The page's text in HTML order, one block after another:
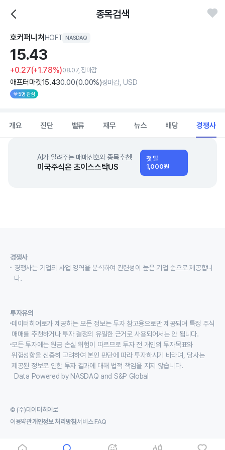
종목검색
호커퍼니쳐 HOFT NASDAQ
15.43
+0.27(+1.78%)08.07, 장마감
애프터마켓15.430.00(0.00%)장마감, USD
5명 관심
개요 진단 밸류 재무 뉴스 배당 경쟁사
AI가 알려주는 매매신호와 종목추천!
미국주식은 초이스스탁US
첫 달
1,000원
경쟁사
경쟁사는 기업의 사업 영역을 분석하여 관련성이 높은 기업 순으로 제공합니
다.
투자유의
데이터히어로가 제공하는 모든 정보는 투자 참고용으로만 제공되며 특정 주식
매매를 추천하거나 투자 결정의 유일한 근거로 사용되어서는 안 됩니다.
모든 투자에는 원금 손실 위험이 따르므로 투자 전 개인의 투자목표와
위험성향을 신중히 고려하여 본인 판단에 따라 투자하시기 바라며, 당사는
제공된 정보로 인한 투자 결과에 대해 법적 책임을 지지 않습니다.
Data Powered by NASDAQ and S&P Global
© (주)데이터히어로
이용약관개인정보 처리방침서비스 FAQ